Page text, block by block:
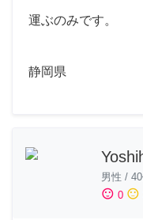
運ぶのみです。
静岡県
男性 /
sentiment_satisfied 0 sentiment_neutral